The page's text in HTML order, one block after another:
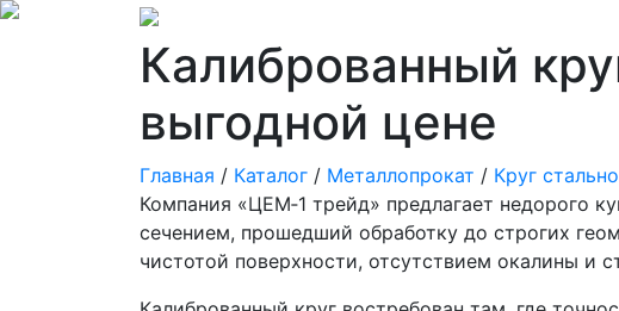
Калиброванный
выгодной цене
Главная / Каталог / Металлопрокат / Круг
Компания «ЦЕМ‑1 трейд» предлагает недорого
сечением, прошедший обработку до строгих
чистотой поверхности, отсутствием окалины и